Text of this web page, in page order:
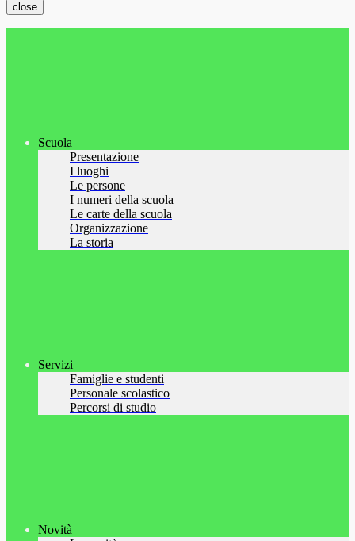
close
Scuola
Presentazione
I luoghi
Le persone
I numeri della scuola
Le carte della scuola
Organizzazione
La storia
Servizi
Famiglie e studenti
Personale scolastico
Percorsi di studio
Novità